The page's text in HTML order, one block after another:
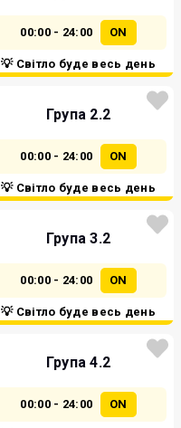
00:00 - 24:00 ON
💡 Світло буде весь день
Група 2.2
00:00 - 24:00 ON
💡 Світло буде весь день
Група 3.2
00:00 - 24:00 ON
💡 Світло буде весь день
Група 4.2
00:00 - 24:00 ON